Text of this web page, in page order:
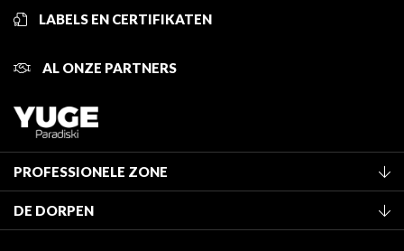
LABELS EN CERTIFIKATEN
AL ONZE PARTNERS
PROFESSIONELE ZONE
Classificatie van de gemeubileerde accommodaties
DE DORPEN